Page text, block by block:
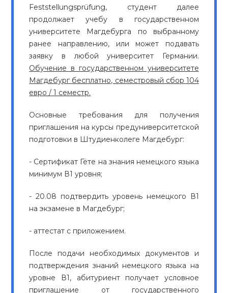
Feststellungsprüfung, студент далее
продолжает учебу в государственном
университете Магдебурга по выбранному
ранее направлению, или может подавать
заявку в любой университет Германии.
Обучение в государственном университете
Магдебург бесплатно, семестровый сбор 104
евро / 1 семестр.
Основные требования для получения
приглашения на курсы предуниверситетской
подготовки в Штудиенколеге Магдебург:
- Сертификат Гёте на знания немецкого языка
минимум В1 уровня;
- 20.08 подтвердить уровень немецкого В1
на экзамене в Магдебург;
- аттестат с приложением.
После подачи необходимых документов и
подтверждения знаний немецкого языка на
уровне В1, абитуриент получает условное
приглашение от государственного